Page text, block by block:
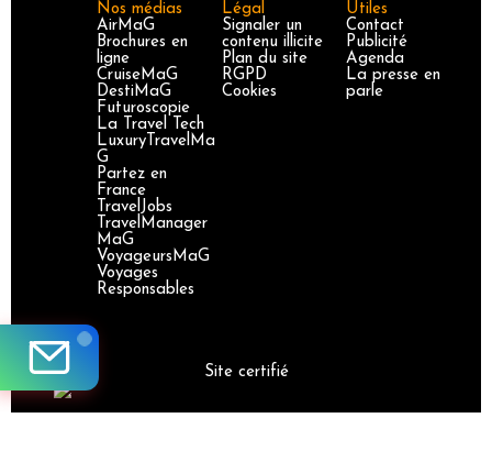
Nos médias
AirMaG
Brochures en
ligne
CruiseMaG
DestiMaG
Futuroscopie
La Travel Tech
LuxuryTravelMa
G
Partez en
France
TravelJobs
TravelManager
MaG
VoyageursMaG
Voyages
Responsables
Légal
Signaler un
contenu illicite
Plan du site
RGPD
Cookies
Utiles
Contact
Publicité
Agenda
La presse en
parle
Site certifié